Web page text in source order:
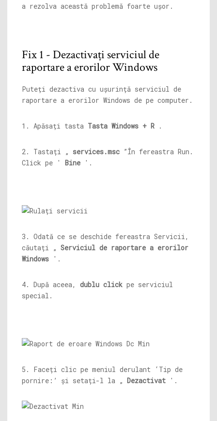
a rezolva această problemă foarte ușor.
Fix 1 - Dezactivați serviciul de
raportare a erorilor Windows
Puteți dezactiva cu ușurință serviciul de
raportare a erorilor Windows de pe computer.
1. Apăsați tasta Tasta Windows + R .
2. Tastați „ services.msc ”În fereastra Run.
Click pe ' Bine '.
3. Odată ce se deschide fereastra Servicii,
căutați „ Serviciul de raportare a erorilor
Windows '.
4. După aceea, dublu click pe serviciul
special.
5. Faceți clic pe meniul derulant ‘Tip de
pornire:’ și setați-l la „ Dezactivat '.